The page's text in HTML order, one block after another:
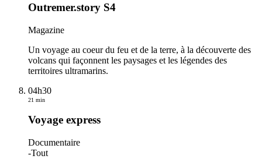
Outremer.story S4
Magazine
Un voyage au coeur du feu et de la terre, à la découverte des
volcans qui façonnent les paysages et les légendes des
territoires ultramarins.
04h30
21 min
Voyage express
Documentaire
-Tout